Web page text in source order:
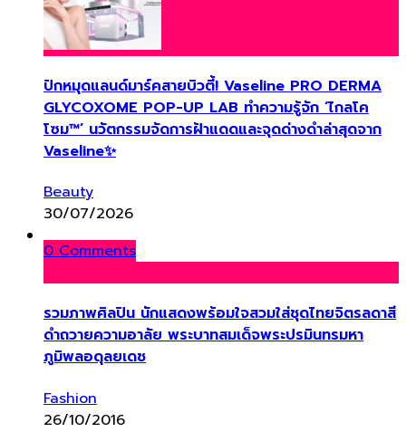
ปักหมุดแลนด์มาร์คสายบิวตี้! Vaseline PRO DERMA
GLYCOXOME POP-UP LAB ทำความรู้จัก ‘ไกลโค
โซม™’ นวัตกรรมจัดการฝ้าแดดและจุดด่างดำล่าสุดจาก
Vaseline✨
Beauty
30/07/2026
0 Comments
รวมภาพศิลปิน นักแสดงพร้อมใจสวมใส่ชุดไทยจิตรลดาสี
ดำถวายความอาลัย พระบาทสมเด็จพระปรมินทรมหา
ภูมิพลอดุลยเดช
Fashion
26/10/2016